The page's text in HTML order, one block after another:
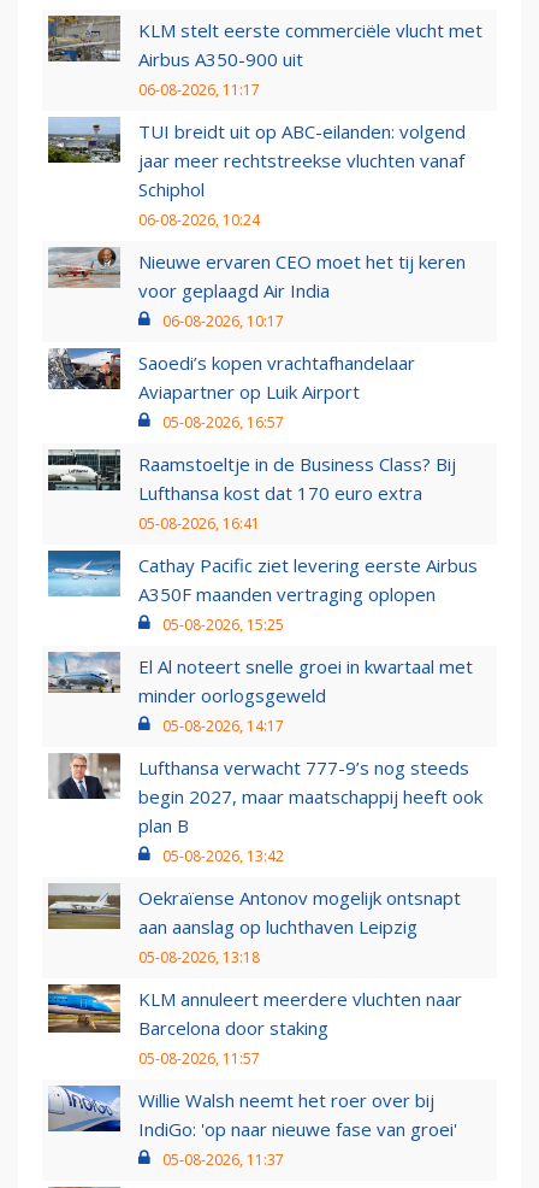
KLM stelt eerste commerciële vlucht met
Airbus A350-900 uit
06-08-2026, 11:17
TUI breidt uit op ABC-eilanden: volgend
jaar meer rechtstreekse vluchten vanaf
Schiphol
06-08-2026, 10:24
Nieuwe ervaren CEO moet het tij keren
voor geplaagd Air India
06-08-2026, 10:17
Saoedi’s kopen vrachtafhandelaar
Aviapartner op Luik Airport
05-08-2026, 16:57
Raamstoeltje in de Business Class? Bij
Lufthansa kost dat 170 euro extra
05-08-2026, 16:41
Cathay Pacific ziet levering eerste Airbus
A350F maanden vertraging oplopen
05-08-2026, 15:25
El Al noteert snelle groei in kwartaal met
minder oorlogsgeweld
05-08-2026, 14:17
Lufthansa verwacht 777-9’s nog steeds
begin 2027, maar maatschappij heeft ook
plan B
05-08-2026, 13:42
Oekraïense Antonov mogelijk ontsnapt
aan aanslag op luchthaven Leipzig
05-08-2026, 13:18
KLM annuleert meerdere vluchten naar
Barcelona door staking
05-08-2026, 11:57
Willie Walsh neemt het roer over bij
IndiGo: 'op naar nieuwe fase van groei'
05-08-2026, 11:37